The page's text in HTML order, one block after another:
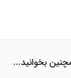
بخوانید...